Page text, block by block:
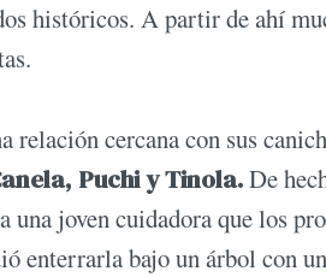
históricos. A partir de ahí
relación cercana con sus
Puchi y Tinola.De
joven cuidadora que los
enterrarla bajo un árbol con